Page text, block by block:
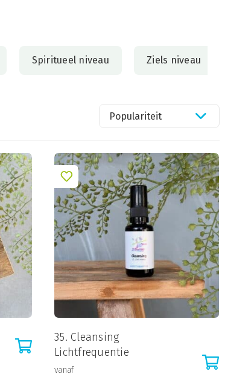
Spiritueel niveau Ziels niveau
Populariteit
35. Cleansing
Lichtfrequentie
vanaf